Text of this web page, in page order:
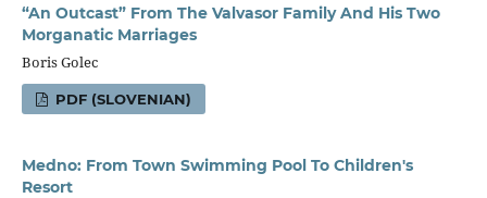
“An Outcast” From The Valvasor Family And His Two
Morganatic Marriages
Boris Golec
PDF (SLOVENIAN)
Medno: From Town Swimming Pool To Children's
Resort